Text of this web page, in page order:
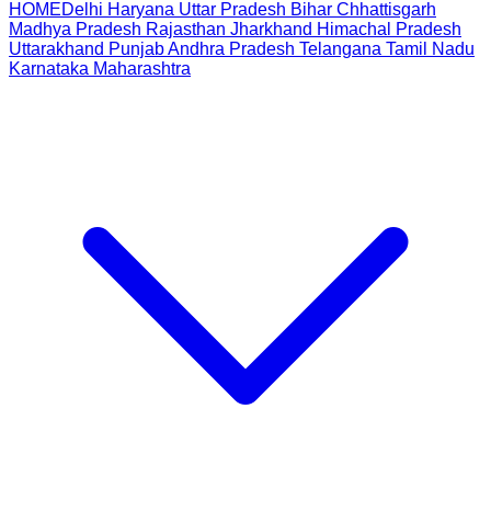
HOMEDelhi Haryana Uttar Pradesh Bihar Chhattisgarh
Madhya Pradesh Rajasthan Jharkhand Himachal Pradesh
Uttarakhand PunjabAndhra Pradesh Telangana Tamil Nadu
Karnataka Maharashtra